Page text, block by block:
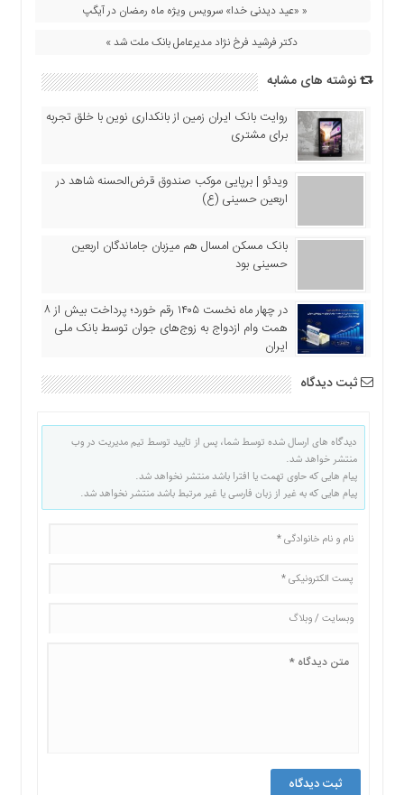
سایت
اقتصادی
فرهنگ
چند
رسانه
یادداشت
« «عید دیدنی خدا» سرویس ویژه ماه رمضان در آیگپ
دکتر فرشید فرخ نژاد مدیرعامل بانک ملت شد »
نوشته های مشابه
روایت بانک ایران زمین از بانکداری نوین با خلق تجربه
برای مشتری
ویدئو | برپایی موکب صندوق قرض‌الحسنه شاهد در
اربعین حسینی (ع)
بانک مسکن امسال هم میزبان جاماندگان اربعین
حسینی بود
در چهار ماه نخست ۱۴۰۵ رقم خورد؛ پرداخت بیش از ۸
همت وام ازدواج به زوج‌های جوان توسط بانک ملی
ایران
ثبت دیدگاه
دیدگاه های ارسال شده توسط شما، پس از تایید توسط تیم مدیریت در وب
منتشر خواهد شد.
پیام هایی که حاوی تهمت یا افترا باشد منتشر نخواهد شد.
پیام هایی که به غیر از زبان فارسی یا غیر مرتبط باشد منتشر نخواهد شد.